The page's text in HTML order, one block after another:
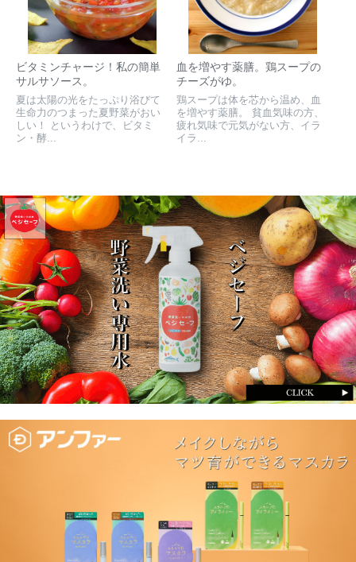
ビタミンチャージ！私の簡単
サルサソース。
夏は太陽の光をたっぷり浴びて
生命力のつまった夏野菜がおい
しい！ というわけで、ビタミ
ン・酵...
血を増やす薬膳。鶏スープの
チーズがゆ。
鶏スープは体を芯から温め、血
を増やす薬膳。 貧血気味の方、
疲れ気味で元気がない方、イラ
イラ...